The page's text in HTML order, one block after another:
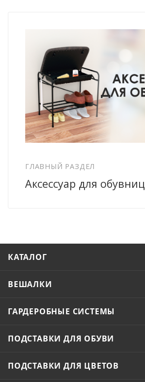
ГЛАВНЫЙ РАЗДЕЛ
Аксессуар для обувниц
КАТАЛОГ
ВЕШАЛКИ
ГАРДЕРОБНЫЕ СИСТЕМЫ
ПОДСТАВКИ ДЛЯ ОБУВИ
ПОДСТАВКИ ДЛЯ ЦВЕТОВ